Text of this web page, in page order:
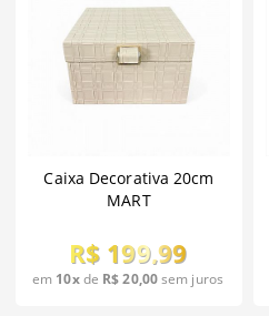
Caixa Decorativa 20cm
MART
R$ 199,99
em 10xde R$ 20,00sem juros